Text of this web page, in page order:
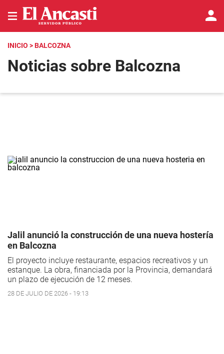
INICIO > BALCOZNA
Noticias sobre Balcozna
Jalil anunció la construcción de una nueva hostería
en Balcozna
El proyecto incluye restaurante, espacios recreativos y un
estanque. La obra, financiada por la Provincia, demandará
un plazo de ejecución de 12 meses.
28 DE JULIO DE 2026 - 19:13